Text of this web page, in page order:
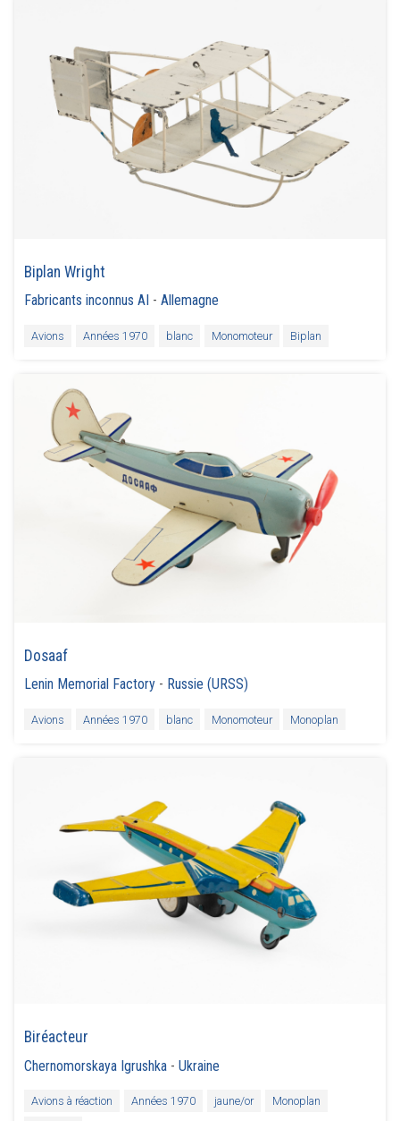
Biplan Wright
Fabricants inconnus AI -Allemagne
Avions Années 1970 blanc Monomoteur Biplan
Dosaaf
Lenin Memorial Factory - Russie (URSS)
Avions Années 1970 blanc Monomoteur Monoplan
Biréacteur
Chernomorskaya Igrushka -Ukraine
Avions à réaction Années 1970 jaune/or
Monoplan